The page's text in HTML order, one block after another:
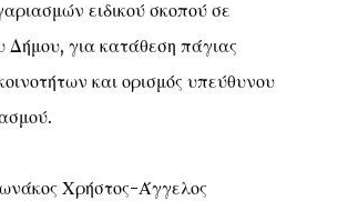
ειδικού σκοπού σε
Δήμου, για κατάθεση πάγιας
και ορισμός υπεύθυνου
Χρήστος-Άγγελος